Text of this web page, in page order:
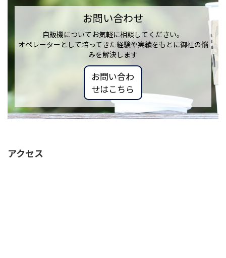
お問い合わせ
自販機についてお気軽に相談してください。
オペレーターとして培ってきた経験や実績をもとに御社の悩
みを解決します
お問い合わ
せはこちら
アクセス